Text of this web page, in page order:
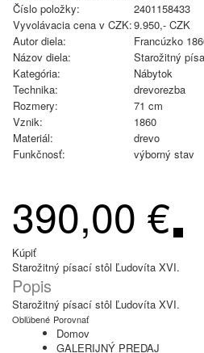
Číslo položky:
2401158433
Vyvolávacia cena v CZK:9.950,- CZK
Autor diela:
Francúzko
Názov diela:
Starožitný
Kategória:
Nábytok
Technika:
drevorezba
Rozmery:
71 cm
Vznik:
1860
Materiál:
drevo
Funkčnosť:
výborný stav
390,00 €
Kúpiť
Starožitný písací stôl Ľudovíta XVI.
Popis
Starožitný písací stôl Ľudovíta XVI.
Obľúbené Porovnať
Domov
GALERIJNÝ PREDAJ